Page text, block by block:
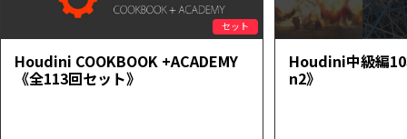
セット
Houdini COOKBOOK +ACADEMY
《全113回セット》
Houdini中級編
n2》